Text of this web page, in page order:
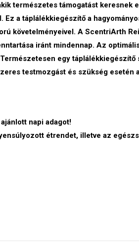
természetes támogatást keresnek
a táplálékkiegészítő a
követelményeivel. A ScentriArth
iránt mindennap. Az
egy táplálékkiegészítő
testmozgást és szükség esetén
napi adagot!
étrendet, illetve az